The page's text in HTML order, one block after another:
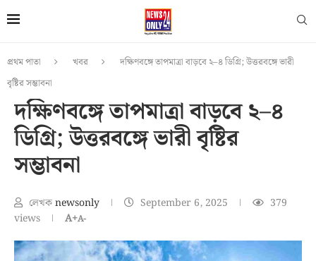
প্রথম পাতা খবর
দক্ষিণবঙ্গে তাপমাত্রা বাড়বে ২–৪ ডিগ্রি; উত্তরবঙ্গে ভারী
বৃষ্টির সম্ভাবনা
দক্ষিণবঙ্গে তাপমাত্রা বাড়বে ২–৪
ডিগ্রি; উত্তরবঙ্গে ভারী বৃষ্টির
সম্ভাবনা
লেখকnewsonly September 6, 2025
379
views
A+A-